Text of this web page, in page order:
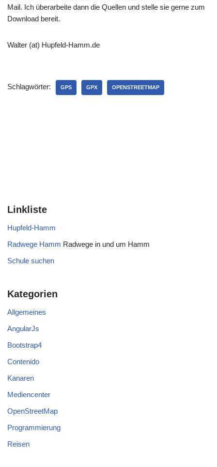
Mail. Ich überarbeite dann die Quellen und stelle sie gerne zum
Download bereit.
Walter (at) Hupfeld-Hamm.de
Schlagwörter: GPS GPX OPENSTREETMAP
Linkliste
Hupfeld-Hamm
Radwege Hamm Radwege in und um Hamm
Schule suchen
Kategorien
Allgemeines
AngularJs
Bootstrap4
Contenido
Kanaren
Mediencenter
OpenStreetMap
Programmierung
Reisen